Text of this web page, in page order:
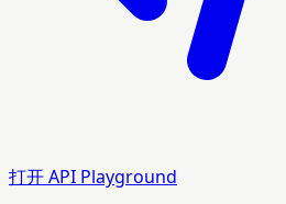
打开 API Playground